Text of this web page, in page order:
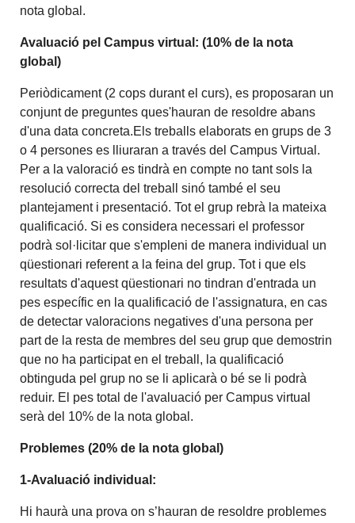
nota global.
Avaluació pel Campus virtual: (10% de la nota
global)
Periòdicament (2 cops durant el curs), es proposaran un
conjunt de preguntes ques'hauran de resoldre abans
d'una data concreta.Els treballs elaborats en grups de 3
o 4 persones es lliuraran a través del Campus Virtual.
Per a la valoració es tindrà en compte no tant sols la
resolució correcta del treball sinó també el seu
plantejament i presentació. Tot el grup rebrà la mateixa
qualificació. Si es considera necessari el professor
podrà sol·licitar que s'empleni de manera individual un
qüestionari referent a la feina del grup. Tot i que els
resultats d'aquest qüestionari no tindran d'entrada un
pes específic en la qualificació de l'assignatura, en cas
de detectar valoracions negatives d'una persona per
part de la resta de membres del seu grup que demostrin
que no ha participat en el treball, la qualificació
obtinguda pel grup no se li aplicarà o bé se li podrà
reduir. El pes total de l'avaluació per Campus virtual
serà del 10% de la nota global.
Problemes (20% de la nota global)
1-Avaluació individual:
Hi haurà una prova on s’hauran de resoldre problemes